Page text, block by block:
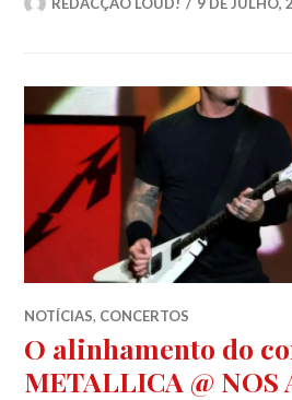
NOTÍCIAS, CONCERTOS
O alinhamento do
METALLICA @ NOS